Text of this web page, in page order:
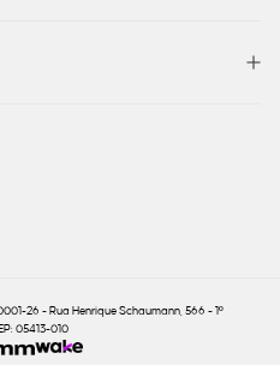
26 - Rua Henrique Schaumann, 566 - 1º
05413-010